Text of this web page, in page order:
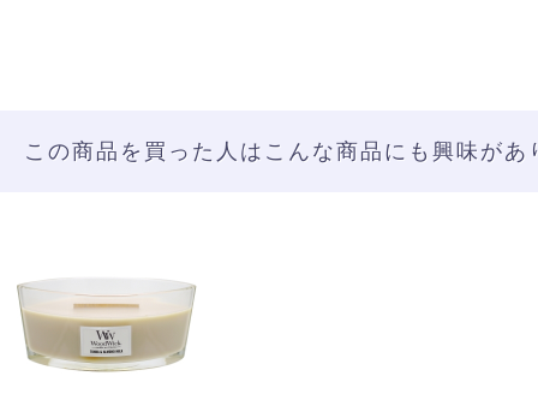
この商品を買った人はこんな商品にも興味があ